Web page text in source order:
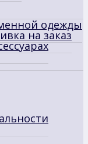
одежды
на заказ